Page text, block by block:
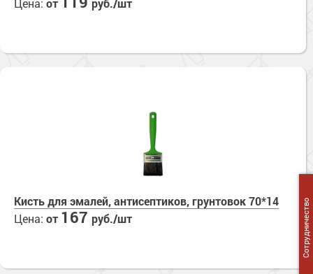
Цена: от руб./шт
Кисть для эмалей, антисептиков, грунтовок 70*14
Цена: от 167 руб./шт Сотрудничество